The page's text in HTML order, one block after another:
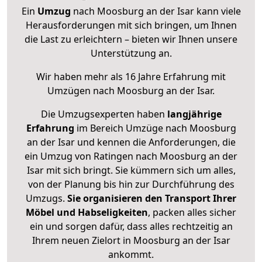
Ein Umzug nach Moosburg an der Isar kann viele
Herausforderungen mit sich bringen, um Ihnen
die Last zu erleichtern – bieten wir Ihnen unsere
Unterstützung an.
Wir haben mehr als 16 Jahre Erfahrung mit
Umzügen nach Moosburg an der Isar.
Die Umzugsexperten haben langjährige
Erfahrung im Bereich Umzüge nach Moosburg
an der Isar und kennen die Anforderungen, die
ein Umzug von Ratingen nach Moosburg an der
Isar mit sich bringt. Sie kümmern sich um alles,
von der Planung bis hin zur Durchführung des
Umzugs. Sie organisieren den Transport Ihrer
Möbel und Habseligkeiten, packen alles sicher
ein und sorgen dafür, dass alles rechtzeitig an
Ihrem neuen Zielort in Moosburg an der Isar
ankommt.